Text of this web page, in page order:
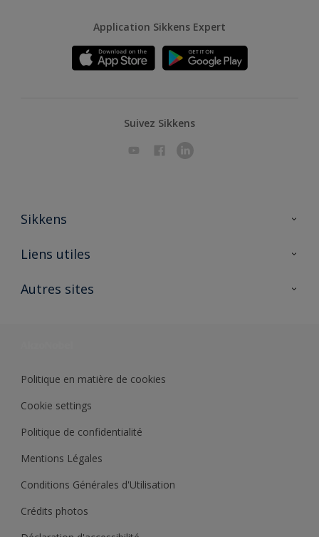
Application Sikkens Expert
Suivez Sikkens
Sikkens
A propos de Sikkens
Liens utiles
Ouvrir un magasin PASS
Autres sites
Politique en matière de cookies
Cookie settings
Politique de confidentialité
Mentions Légales
Conditions Générales d'Utilisation
Crédits photos